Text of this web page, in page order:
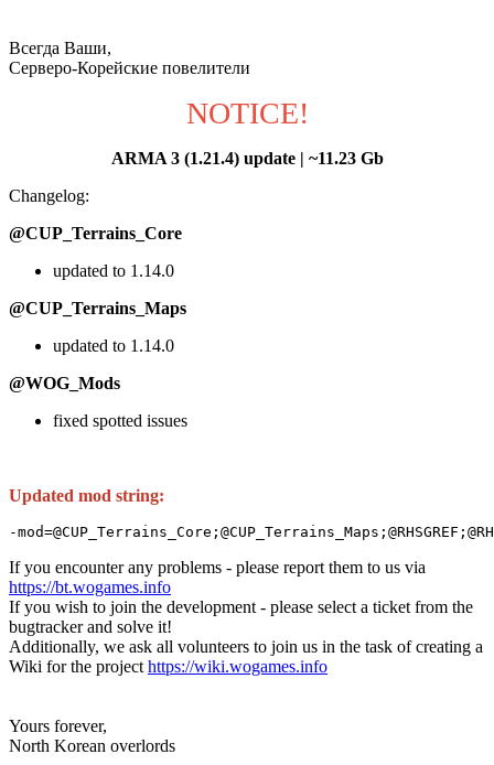
Всегда Ваши,
Серверо-Корейские повелители
NOTICE!
ARMA 3 (1.21.4) update | ~11.23 Gb
Changelog:
@CUP_Terrains_Core
updated to 1.14.0
@CUP_Terrains_Maps
updated to 1.14.0
@WOG_Mods
fixed spotted issues
Updated mod string:
-
If you encounter any problems - please report them to us via
https://bt.wogames.info
If you wish to join the development - please select a ticket from the
bugtracker and solve it!
Additionally, we ask all volunteers to join us in the task of creating a
Wiki for the project https://wiki.wogames.info
Yours forever,
North Korean overlords